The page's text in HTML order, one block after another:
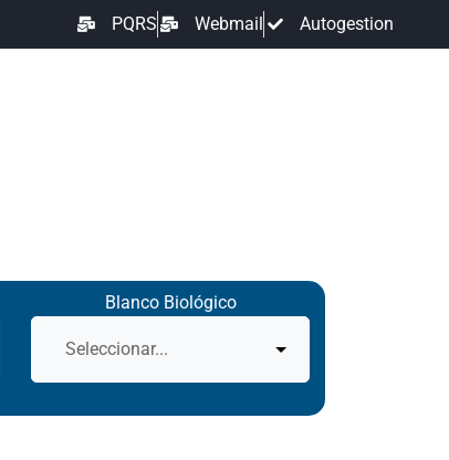
PQRS Webmail Autogestion
Blanco Biológico